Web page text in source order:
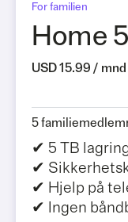
For familien
Home
USD 15.99 / mnd
5
✔ 5 TB
✔
✔ Hjelp på
✔ Ingen